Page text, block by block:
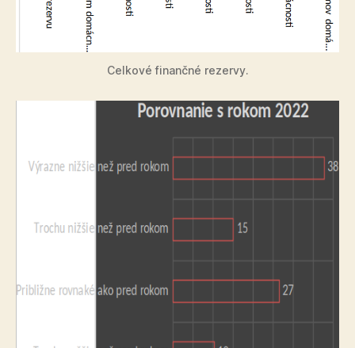
Celkové finančné rezervy.